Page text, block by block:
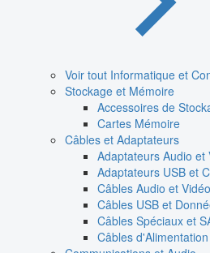
Voir tout Informatique et
Stockage et Mémoire
Accessoires de
Cartes Mémoire
Câbles et Adaptateurs
Adaptateurs Audio et
Adaptateurs USB et
Câbles Audio et Vidéo
Câbles USB et
Câbles Spéciaux et
Câbles d'Alimentation